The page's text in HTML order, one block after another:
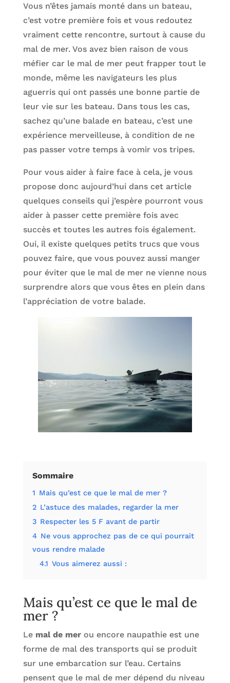
Vous n’êtes jamais monté dans un bateau,
c’est votre première fois et vous redoutez
vraiment cette rencontre, surtout à cause du
mal de mer. Vos avez bien raison de vous
méfier car le mal de mer peut frapper tout le
monde, même les navigateurs les plus
aguerris qui ont passés une bonne partie de
leur vie sur les bateau. Dans tous les cas,
sachez qu’une balade en bateau, c’est une
expérience merveilleuse, à condition de ne
pas passer votre temps à vomir vos tripes.
Pour vous aider à faire face à cela, je vous
propose donc aujourd’hui dans cet article
quelques conseils qui j’espère pourront vous
aider à passer cette première fois avec
succès et toutes les autres fois également.
Oui, il existe quelques petits trucs que vous
pouvez faire, que vous pouvez aussi manger
pour éviter que le mal de mer ne vienne nous
surprendre alors que vous êtes en plein dans
l’appréciation de votre balade.
Sommaire
1 Mais qu’est ce que le mal de mer ?
2 L’astuce des malades, regarder la mer
3 Respecter les 5 F avant de partir
4 Ne vous approchez pas de ce qui pourrait
vous rendre malade
4.1 Vous aimerez aussi :
Mais qu’est ce que le mal de
mer ?
Le mal de merou encore naupathie est une
forme de mal des transports qui se produit
sur une embarcation sur l’eau. Certains
pensent que le mal de mer dépend du niveau